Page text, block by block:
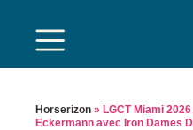
Horserizon » LGCT Miami
Eckermann avec Iron Dames